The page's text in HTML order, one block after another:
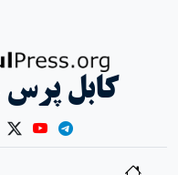
کابل پرس